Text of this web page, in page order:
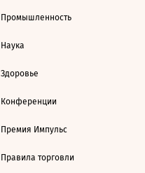
Промышленность
Наука
Здоровье
Конференции
Премия Импульс
Правила торговли